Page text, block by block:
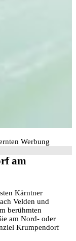
Werbung
am
Kärntner
Velden und
berühmten
am Nord- oder
Krumpendorf